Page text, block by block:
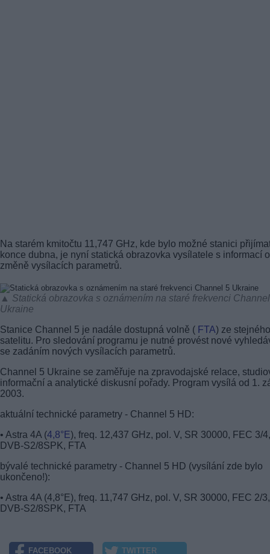
Na starém kmitočtu 11,747 GHz, kde bylo možné stanici
konce dubna, je nyní statická obrazovka vysílatele s informací o
změně vysílacích parametrů.
▲ Statická obrazovka s oznámením na staré frekvenci
Ukraine
Stanice Channel 5 je nadále dostupná volně ( FTA) ze stejného
satelitu. Pro sledování programu je nutné provést nové
se zadáním nových vysílacích parametrů.
Channel 5 Ukraine se zaměřuje na zpravodajské relace,
informační a analytické diskusní pořady. Program vysílá od 1.
2003.
aktuální technické parametry - Channel 5 HD:
• Astra 4A (4,8°E), freq. 12,437 GHz, pol. V, SR 30000, FEC 3/4,
DVB-S2/8SPK, FTA
bývalé technické parametry - Channel 5 HD (vysílání zde bylo
ukončeno!):
• Astra 4A (4,8°E), freq. 11,747 GHz, pol. V, SR 30000, FEC 2/3,
DVB-S2/8SPK, FTA
FACEBOOK TWITTER